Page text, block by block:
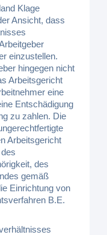
Klage
Ansicht, dass
einzustellen.
hingegen nicht
Arbeitsgericht
eine
Entschädigung
zu zahlen. Die
Arbeitsgericht
des
gemäß
Einrichtung von
B.E.